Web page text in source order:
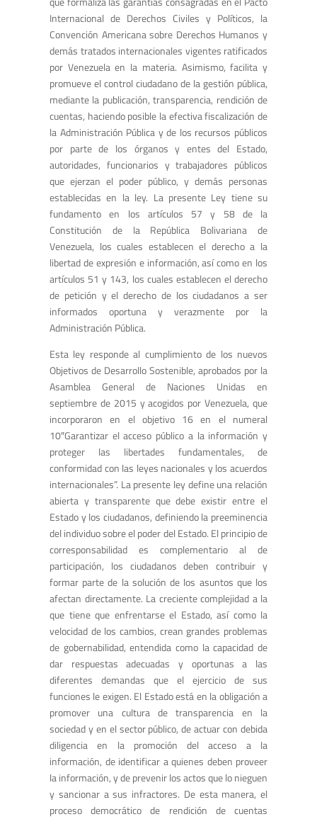
Internacional de Derechos Civiles y Políticos, la
Convención Americana sobre Derechos Humanos y
demás tratados internacionales vigentes ratificados
por Venezuela en la materia. Asimismo, facilita y
promueve el control ciudadano de la gestión pública,
mediante la publicación, transparencia, rendición de
cuentas, haciendo posible la efectiva fiscalización de
la Administración Pública y de los recursos públicos
por parte de los órganos y entes del Estado,
autoridades, funcionarios y trabajadores públicos
que ejerzan el poder público, y demás personas
establecidas en la ley. La presente Ley tiene su
fundamento en los artículos 57 y 58 de la
Constitución de la República Bolivariana de
Venezuela, los cuales establecen el derecho a la
libertad de expresión e información, así como en los
artículos 51 y 143, los cuales establecen el derecho
de petición y el derecho de los ciudadanos a ser
informados oportuna y verazmente por la
Administración Pública.
Esta ley responde al cumplimiento de los nuevos
Objetivos de Desarrollo Sostenible, aprobados por la
Asamblea General de Naciones Unidas en
septiembre de 2015 y acogidos por Venezuela, que
incorporaron en el objetivo 16 en el numeral
10″Garantizar el acceso público a la información y
proteger las libertades fundamentales, de
conformidad con las leyes nacionales y los acuerdos
internacionales”. La presente ley define una relación
abierta y transparente que debe existir entre el
Estado y los ciudadanos, definiendo la preeminencia
del individuo sobre el poder del Estado. El principio de
corresponsabilidad es complementario al de
participación, los ciudadanos deben contribuir y
formar parte de la solución de los asuntos que los
afectan directamente. La creciente complejidad a la
que tiene que enfrentarse el Estado, así como la
velocidad de los cambios, crean grandes problemas
de gobernabilidad, entendida como la capacidad de
dar respuestas adecuadas y oportunas a las
diferentes demandas que el ejercicio de sus
funciones le exigen. El Estado está en la obligación a
promover una cultura de transparencia en la
sociedad y en el sector público, de actuar con debida
diligencia en la promoción del acceso a la
información, de identificar a quienes deben proveer
la información, y de prevenir los actos que lo nieguen
y sancionar a sus infractores. De esta manera, el
proceso democrático de rendición de cuentas